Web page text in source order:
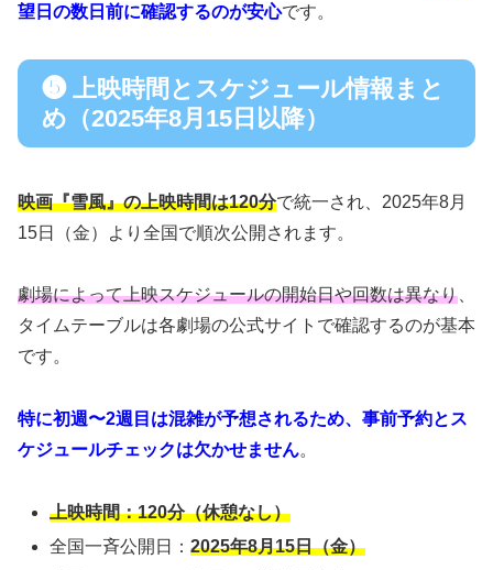
望日の数日前に確認するのが安心です。
❺ 上映時間とスケジュール情報まと
め（2025年8月15日以降）
映画『雪風』の上映時間は120分で統一され、2025年8月
15日（金）より全国で順次公開されます。
劇場によって上映スケジュールの開始日や回数は異なり、
タイムテーブルは各劇場の公式サイトで確認するのが基本
です。
特に初週〜2週目は混雑が予想されるため、事前予約とス
ケジュールチェックは欠かせません。
上映時間：120分（休憩なし）
全国一斉公開日：2025年8月15日（金）